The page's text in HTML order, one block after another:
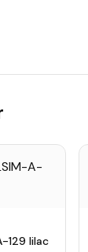
129 lilac